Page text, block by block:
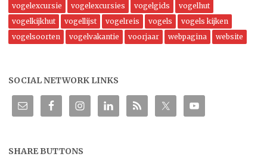
vogelexcursie
vogelexcursies vogelgids
vogelhut
vogelkijkhut
vogellijst vogelreis vogels
vogels kijken
vogelsoorten
vogelvakantie voorjaar webpagina website
SOCIAL NETWORK LINKS
SHARE BUTTONS